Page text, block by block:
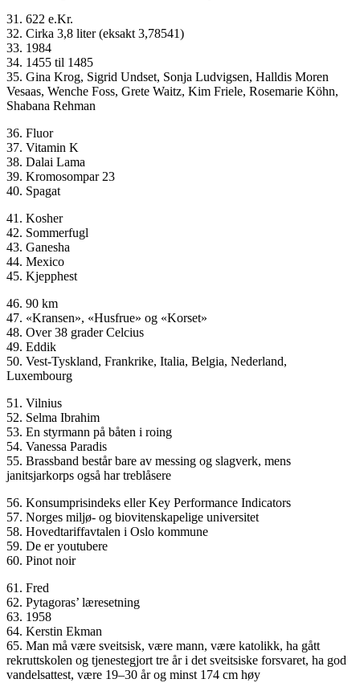
31. 622 e.Kr.
32. Cirka 3,8 liter (eksakt 3,78541)
33. 1984
34. 1455 til 1485
35. Gina Krog, Sigrid Undset, Sonja Ludvigsen, Halldis Moren
Vesaas, Wenche Foss, Grete Waitz, Kim Friele, Rosemarie Köhn,
Shabana Rehman
36. Fluor
37. Vitamin K
38. Dalai Lama
39. Kromosompar 23
40. Spagat
41. Kosher
42. Sommerfugl
43. Ganesha
44. Mexico
45. Kjepphest
46. 90 km
47. «Kransen», «Husfrue» og «Korset»
48. Over 38 grader Celcius
49. Eddik
50. Vest-Tyskland, Frankrike, Italia, Belgia, Nederland,
Luxembourg
51. Vilnius
52. Selma Ibrahim
53. En styrmann på båten i roing
54. Vanessa Paradis
55. Brassband består bare av messing og slagverk, mens
janitsjarkorps også har treblåsere
56. Konsumprisindeks eller Key Performance Indicators
57. Norges miljø- og biovitenskapelige universitet
58. Hovedtariffavtalen i Oslo kommune
59. De er youtubere
60. Pinot noir
61. Fred
62. Pytagoras’ læresetning
63. 1958
64. Kerstin Ekman
65. Man må være sveitsisk, være mann, være katolikk, ha gått
rekruttskolen og tjenestegjort tre år i det sveitsiske forsvaret, ha god
vandelsattest, være 19–30 år og minst 174 cm høy